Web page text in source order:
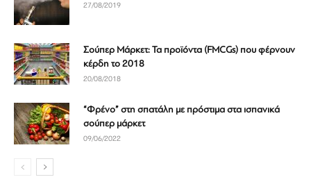
27/08/2019
Σούπερ Μάρκετ: Τα προϊόντα (FMCGs) που φέρνουν
κέρδη το 2018
20/08/2018
“Φρένο” στη σπατάλη με πρόστιμα στα ισπανικά
σούπερ μάρκετ
09/06/2022